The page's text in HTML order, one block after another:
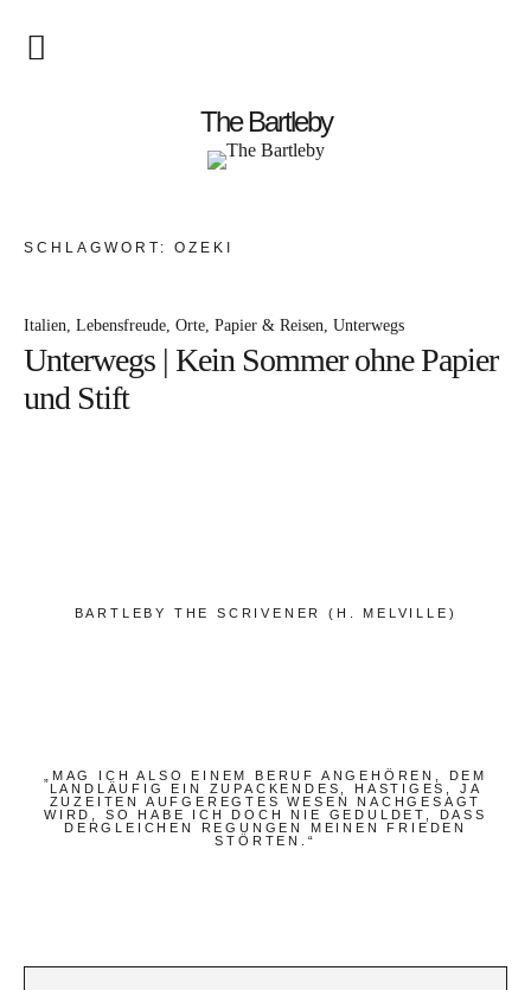
The Bartleby
Startseite
About
Menschen
Atelierbesuch
Stifte & Zubehör
Cafés
Unterwegs
SCHLAGWORT: OZEKI
Italien Lebensfreude Orte Papier & Reisen Unterwegs
Unterwegs | Kein Sommer ohne Papier
und Stift
BARTLEBY THE SCRIVENER (H. MELVILLE)
„MAG ICH ALSO EINEM BERUF ANGEHÖREN, DEM
LANDLÄUFIG EIN ZUPACKENDES, HASTIGES, JA
ZUZEITEN AUFGEREGTES WESEN NACHGESAGT
WIRD, SO HABE ICH DOCH NIE GEDULDET, DASS
DERGLEICHEN REGUNGEN MEINEN FRIEDEN
STÖRTEN.“